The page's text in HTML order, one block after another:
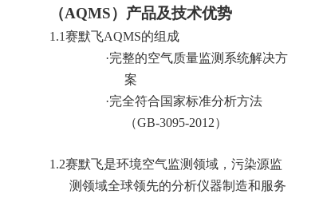
（AQMS）产品及技术优势
1.1赛默飞AQMS的组成
·完整的空气质量监测系统解决方
案
·完全符合国家标准分析方法
（GB-3095-2012）
1.2赛默飞是环境空气监测领域，污染源监
测领域全球领先的分析仪器制造和服务